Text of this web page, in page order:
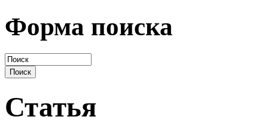
Форма поиска
Статья